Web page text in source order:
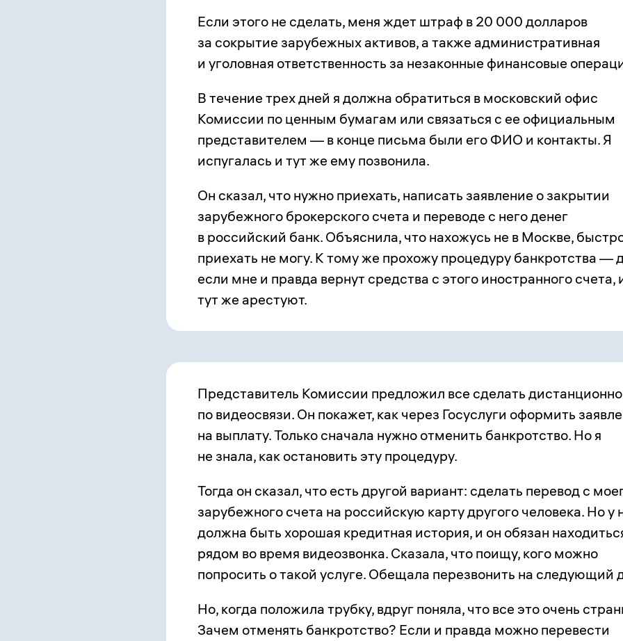
Если этого не сделать, меня ждет штраф в 20 000 долларов
за сокрытие зарубежных активов, а также административная
и уголовная ответственность за незаконные финансовые
В течение трех дней я должна обратиться в московский офис
Комиссии по ценным бумагам или связаться с ее официальным
представителем — в конце письма были его ФИО и контакты. Я
испугалась и тут же ему позвонила.
Он сказал, что нужно приехать, написать заявление о закрытии
зарубежного брокерского счета и переводе с него денег
в российский банк. Объяснила, что нахожусь не в Москве,
приехать не могу. К тому же прохожу процедуру банкротства —
если мне и правда вернут средства с этого иностранного счета,
тут же арестуют.
Представитель Комиссии предложил все сделать
по видеосвязи. Он покажет, как через Госуслуги оформить
на выплату. Только сначала нужно отменить банкротство. Но я
не знала, как остановить эту процедуру.
Тогда он сказал, что есть другой вариант: сделать перевод с
зарубежного счета на российскую карту другого человека. Но у
должна быть хорошая кредитная история, и он обязан
рядом во время видеозвонка. Сказала, что поищу, кого можно
попросить о такой услуге. Обещала перезвонить на следующий
Но, когда положила трубку, вдруг поняла, что все это очень
Зачем отменять банкротство? Если и правда можно перевести